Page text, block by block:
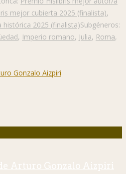
mejor cubierta 2025 (finalista),
histórica 2025 (finalista)Subgéneros:
, Imperio romano, Julia, Roma,
Arturo Gonzalo Aizpiri